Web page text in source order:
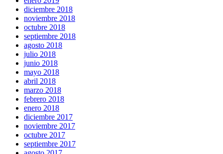
diciembre 2018
noviembre 2018
octubre 2018
septiembre 2018
agosto 2018
julio 2018
junio 2018
mayo 2018
abril 2018
marzo 2018
febrero 2018
enero 2018
diciembre 2017
noviembre 2017
octubre 2017
septiembre 2017